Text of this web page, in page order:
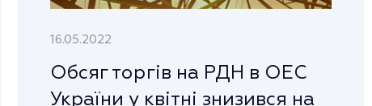
16.05.2022
Обсяг торгів на РДН в ОЕС
України у квітні знизився на